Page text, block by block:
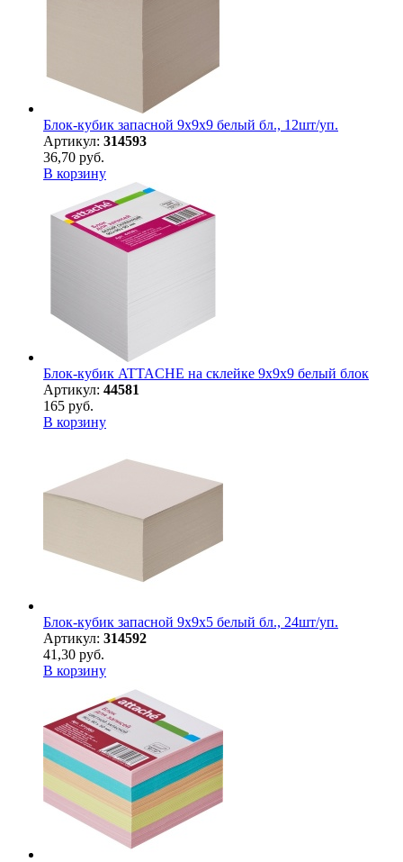
Блок-кубик запасной 9х9х9 белый бл., 12шт/уп.
Артикул: 314593
36,70 руб.
В корзину
Блок-кубик ATTACHE на склейке 9х9х9 белый блок
Артикул: 44581
165 руб.
В корзину
Блок-кубик запасной 9х9х5 белый бл., 24шт/уп.
Артикул: 314592
41,30 руб.
В корзину